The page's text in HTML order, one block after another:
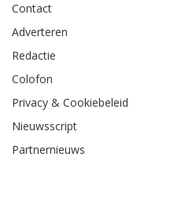
Contact
Adverteren
Redactie
Colofon
Privacy & Cookiebeleid
Nieuwsscript
Partnernieuws